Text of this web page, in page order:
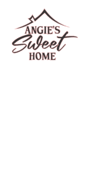
contenu